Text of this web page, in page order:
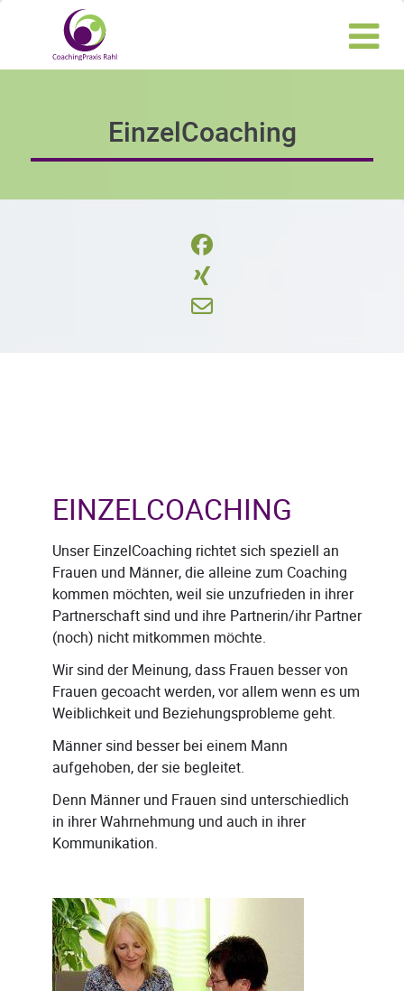
EinzelCoaching
EINZELCOACHING
Unser EinzelCoaching richtet sich speziell an
Frauen und Männer, die alleine zum Coaching
kommen möchten, weil sie unzufrieden in ihrer
Partnerschaft sind und ihre Partnerin/ihr Partner
(noch) nicht mitkommen möchte.
Wir sind der Meinung, dass Frauen besser von
Frauen gecoacht werden, vor allem wenn es um
Weiblichkeit und Beziehungsprobleme geht.
Männer sind besser bei einem Mann
aufgehoben, der sie begleitet.
Denn Männer und Frauen sind unterschiedlich
in ihrer Wahrnehmung und auch in ihrer
Kommunikation.